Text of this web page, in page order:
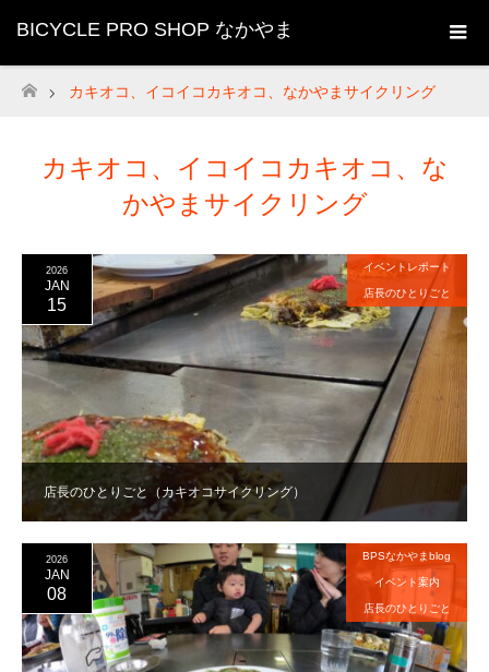
BICYCLE PRO SHOP なかやま
ホーム
カキオコ、イコイコカキオコ、なかやまサイクリング
カキオコ、イコイコカキオコ、な
かやまサイクリング
店長のひとりごと（カキオコサイクリング）
2026
JAN
15
イベントレポート
店長のひとりごと
2026
JAN
08
BPSなかやまblog
イベント案内
店長のひとりごと